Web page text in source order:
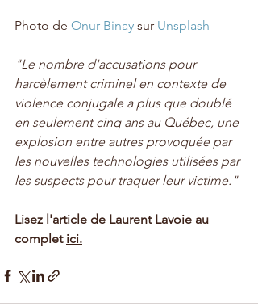
Photo de Onur Binay sur Unsplash
"Le nombre d'accusations pour
harcèlement criminel en contexte de
violence conjugale a plus que doublé
en seulement cinq ans au Québec, une
explosion entre autres provoquée par
les nouvelles technologies utilisées par
les suspects pour traquer leur victime."
Lisez l'article de Laurent Lavoie au
complet ici.